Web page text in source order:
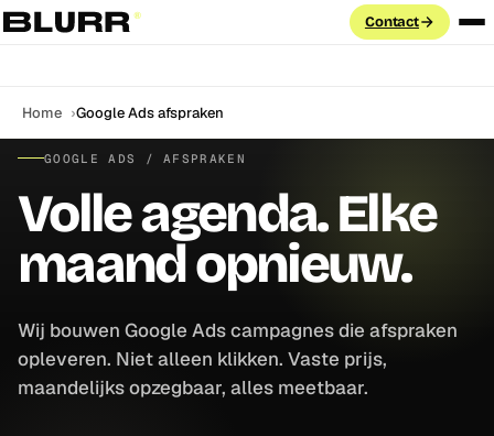
Diensten
PAID ADVERTISING
Google Ads
Search · PMax · Shopping · Demand Gen
Meta Ads
Facebook & Instagram · Advantage+ · CAPI
LinkedIn Ads
GROEI & DATA
Aanpak
Labs
Contact
Home Google Ads afspraken
GOOGLE ADS / AFSPRAKEN
Volle agenda. Elke
maand opnieuw.
Wij bouwen Google Ads campagnes die afspraken
opleveren. Niet alleen klikken. Vaste prijs,
maandelijks opzegbaar, alles meetbaar.